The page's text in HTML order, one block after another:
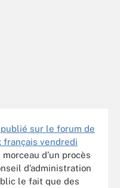
sur le forum de
français vendredi
d’un procès
d’administration
le fait que des